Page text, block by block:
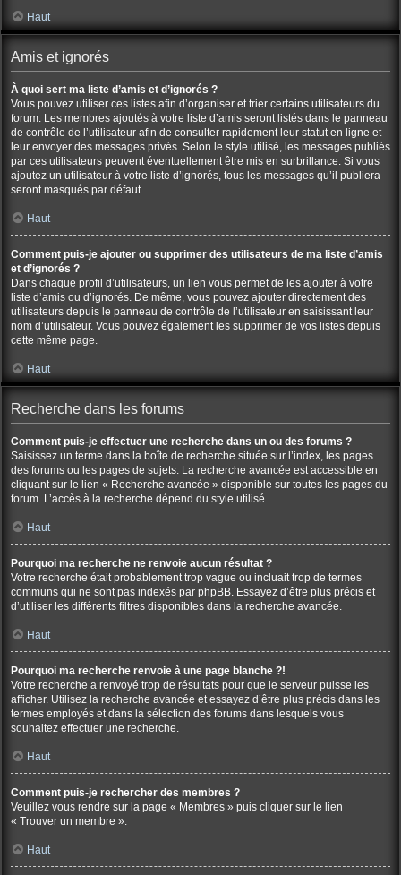
Haut
Amis et ignorés
À quoi sert ma liste d’amis et d’ignorés ?
Vous pouvez utiliser ces listes afin d’organiser et trier certains utilisateurs du
forum. Les membres ajoutés à votre liste d’amis seront listés dans le panneau
de contrôle de l’utilisateur afin de consulter rapidement leur statut en ligne et
leur envoyer des messages privés. Selon le style utilisé, les messages publiés
par ces utilisateurs peuvent éventuellement être mis en surbrillance. Si vous
ajoutez un utilisateur à votre liste d’ignorés, tous les messages qu’il publiera
seront masqués par défaut.
Haut
Comment puis-je ajouter ou supprimer des utilisateurs de ma liste d’amis
et d’ignorés ?
Dans chaque profil d’utilisateurs, un lien vous permet de les ajouter à votre
liste d’amis ou d’ignorés. De même, vous pouvez ajouter directement des
utilisateurs depuis le panneau de contrôle de l’utilisateur en saisissant leur
nom d’utilisateur. Vous pouvez également les supprimer de vos listes depuis
cette même page.
Haut
Recherche dans les forums
Comment puis-je effectuer une recherche dans un ou des forums ?
Saisissez un terme dans la boîte de recherche située sur l’index, les pages
des forums ou les pages de sujets. La recherche avancée est accessible en
cliquant sur le lien « Recherche avancée » disponible sur toutes les pages du
forum. L’accès à la recherche dépend du style utilisé.
Haut
Pourquoi ma recherche ne renvoie aucun résultat ?
Votre recherche était probablement trop vague ou incluait trop de termes
communs qui ne sont pas indexés par phpBB. Essayez d’être plus précis et
d’utiliser les différents filtres disponibles dans la recherche avancée.
Haut
Pourquoi ma recherche renvoie à une page blanche ?!
Votre recherche a renvoyé trop de résultats pour que le serveur puisse les
afficher. Utilisez la recherche avancée et essayez d’être plus précis dans les
termes employés et dans la sélection des forums dans lesquels vous
souhaitez effectuer une recherche.
Haut
Comment puis-je rechercher des membres ?
Veuillez vous rendre sur la page « Membres » puis cliquer sur le lien
« Trouver un membre ».
Haut